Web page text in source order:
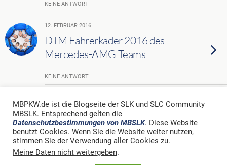
KEINE ANTWORT
12. FEBRUAR 2016
DTM Fahrerkader 2016 des
Mercedes-AMG Teams
KEINE ANTWORT
Zum Seitenanfang
Mobil Desktop
MBPKW.de ist die Blogseite der SLK und SLC Community
MBSLK. Entsprechend gelten die
Datenschutzbestimmungen von MBSLK. Diese Website
benutzt Cookies. Wenn Sie die Website weiter nutzen,
stimmen Sie der Verwendung aller Cookies zu.
Meine Daten nicht weitergeben.